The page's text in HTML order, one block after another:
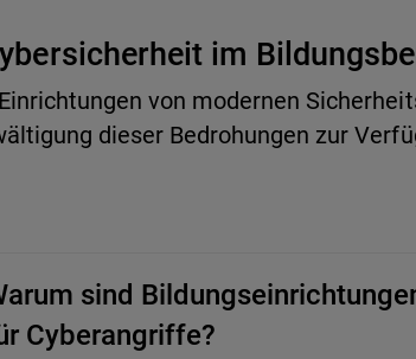
im
von modernen
dieser Bedrohungen zur
sind
Cyberangriffe?